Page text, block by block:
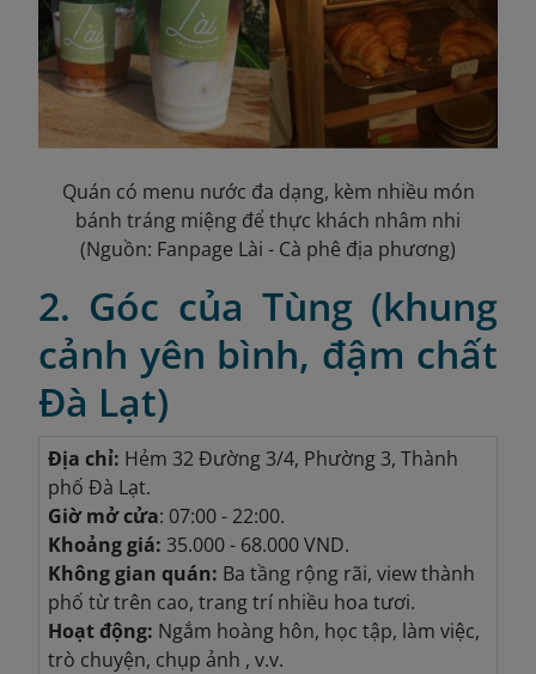
Quán có menu nước đa dạng, kèm nhiều món
bánh tráng miệng để thực khách nhâm nhi
(Nguồn: Fanpage Lài - Cà phê địa phương)
2. Góc của Tùng (khung
cảnh yên bình, đậm chất
Đà Lạt)
Địa chỉ: Hẻm 32 Đường 3/4, Phường 3, Thành
phố Đà Lạt.
Giờ mở cửa: 07:00 - 22:00.
Khoảng giá: 35.000 - 68.000 VND.
Không gian quán: Ba tầng rộng rãi, view thành
phố từ trên cao, trang trí nhiều hoa tươi.
Hoạt động: Ngắm hoàng hôn, học tập, làm việc,
trò chuyện, chụp ảnh , v.v.